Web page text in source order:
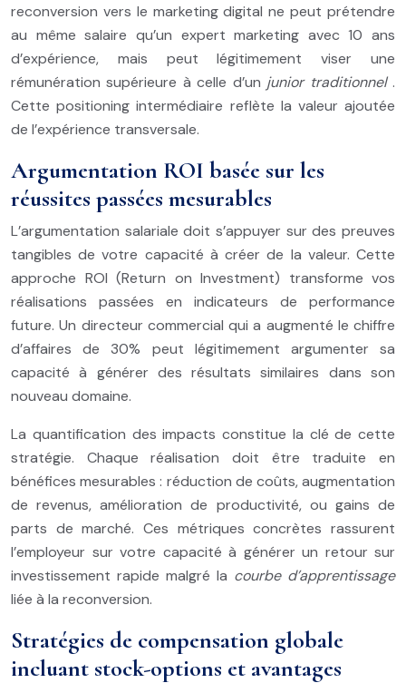
reconversion vers le marketing digital ne peut prétendre
au même salaire qu’un expert marketing avec 10 ans
d’expérience, mais peut légitimement viser une
rémunération supérieure à celle d’un junior traditionnel.
Cette positioning intermédiaire reflète la valeur ajoutée
de l’expérience transversale.
Argumentation ROI basée sur les
réussites passées mesurables
L’argumentation salariale doit s’appuyer sur des preuves
tangibles de votre capacité à créer de la valeur. Cette
approche ROI (Return on Investment) transforme vos
réalisations passées en indicateurs de performance
future. Un directeur commercial qui a augmenté le chiffre
d’affaires de 30% peut légitimement argumenter sa
capacité à générer des résultats similaires dans son
nouveau domaine.
La quantification des impacts constitue la clé de cette
stratégie. Chaque réalisation doit être traduite en
bénéfices mesurables : réduction de coûts, augmentation
de revenus, amélioration de productivité, ou gains de
parts de marché. Ces métriques concrètes rassurent
l’employeur sur votre capacité à générer un retour sur
investissement rapide malgré la courbe d’apprentissage
liée à la reconversion.
Stratégies de compensation globale
incluant stock-options et avantages